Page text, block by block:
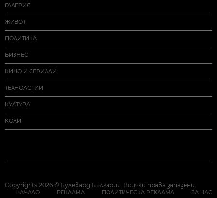
ГАЛЕРИЯ
ЖИВОТ
ПОЛИТИКА
БИЗНЕС
КИНО И СЕРИАЛИ
ТЕХНОЛОГИИ
КУЛТУРА
КОЛИ
Copyrights 2026 © Булевард България. Всички права запазени.
НАЧАЛО РЕКЛАМА ПОЛИТИЧЕСКА РЕКЛАМА ЗА НАС